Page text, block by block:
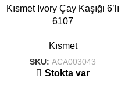
Kısmet Ivory Çay Kaşığı 6’lı
6107
Kısmet
SKU: ACA003043
Stokta var